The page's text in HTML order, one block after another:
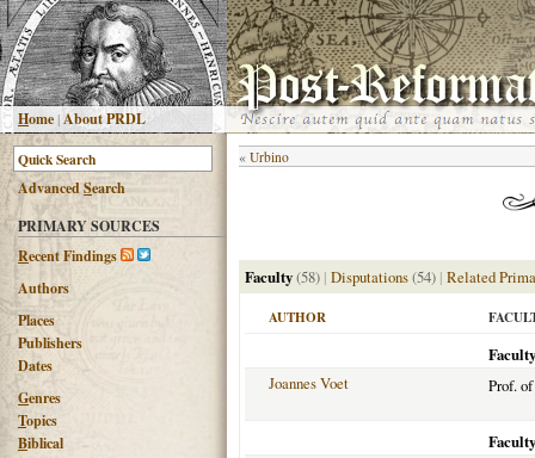
Home|About PRDL
AdvancedSearch
PRIMARY SOURCES
Recent Findings
Authors
Places
Publishers
Dates
Genres
Topics
Biblical
« Urbino
Faculty(58) | Disputations(54) | Related
AUTHOR
Joannes Voet
Prof.